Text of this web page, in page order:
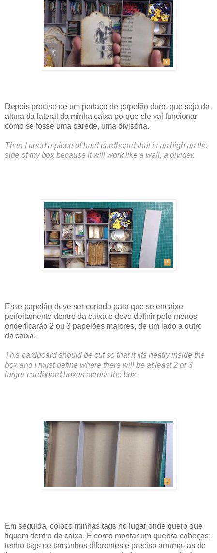
Depois preciso de um pedaço de papelão duro, que seja da
altura da lateral da minha caixa porque ele vai funcionar
como se fosse uma parede, uma divisória.
Then I need a piece of hard cardboard that is as high as the
side of my box because it will work like a wall, a divider.
Esse papelão deve ser cortado para que se encaixe
perfeitamente dentro da caixa e devo definir pelo menos
onde ficarão 2 ou 3 papelões maiores, de um lado a outro
da caixa.
This cardboard should be cut so that it fits neatly inside the
box and I must define where there will be at least 2 or 3
larger cardboard boxes across the box.
Em seguida, coloco minhas tags no lugar onde quero que
fiquem dentro da caixa. É como montar um quebra-cabeças:
tenho tags de tamanhos diferentes e preciso arruma-las de